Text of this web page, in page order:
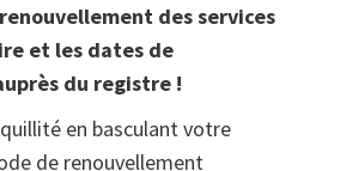
des services
et les dates de
du registre !
en basculant votre
de renouvellement